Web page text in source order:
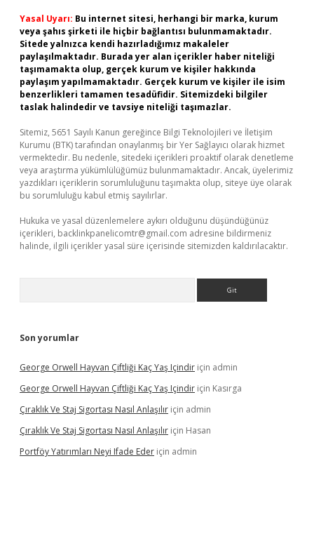
Yasal Uyarı: Bu internet sitesi, herhangi bir marka, kurum
veya şahıs şirketi ile hiçbir bağlantısı bulunmamaktadır.
Sitede yalnızca kendi hazırladığımız makaleler
paylaşılmaktadır. Burada yer alan içerikler haber niteliği
taşımamakta olup, gerçek kurum ve kişiler hakkında
paylaşım yapılmamaktadır. Gerçek kurum ve kişiler ile isim
benzerlikleri tamamen tesadüfidir. Sitemizdeki bilgiler
taslak halindedir ve tavsiye niteliği taşımazlar.
Sitemiz, 5651 Sayılı Kanun gereğince Bilgi Teknolojileri ve İletişim
Kurumu (BTK) tarafından onaylanmış bir Yer Sağlayıcı olarak hizmet
vermektedir. Bu nedenle, sitedeki içerikleri proaktif olarak denetleme
veya araştırma yükümlülüğümüz bulunmamaktadır. Ancak, üyelerimiz
yazdıkları içeriklerin sorumluluğunu taşımakta olup, siteye üye olarak
bu sorumluluğu kabul etmiş sayılırlar.
Hukuka ve yasal düzenlemelere aykırı olduğunu düşündüğünüz
içerikleri, backlinkpanelicomtr@gmail.com adresine bildirmeniz
halinde, ilgili içerikler yasal süre içerisinde sitemizden kaldırılacaktır.
Son yorumlar
George Orwell Hayvan Çiftliği Kaç Yaş Içindir için admin
George Orwell Hayvan Çiftliği Kaç Yaş Içindir için Kasırga
Çıraklık Ve Staj Sigortası Nasıl Anlaşılır için admin
Çıraklık Ve Staj Sigortası Nasıl Anlaşılır için Hasan
Portföy Yatırımları Neyi Ifade Eder için admin